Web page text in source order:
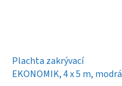
Plachta zakrývací
EKONOMIK, 4 x 5 m, modrá